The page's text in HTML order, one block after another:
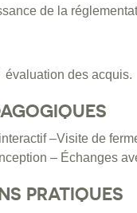
de la
évaluation des acquis.
–Visite de
– Échanges
PRATIQUES